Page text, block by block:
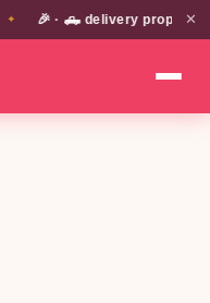
🎉 · 🛻 delivery propio en✕